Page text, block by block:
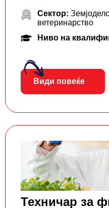
Сектор:
ветеринарство
Ниво на
Види повеќе
Техничар за